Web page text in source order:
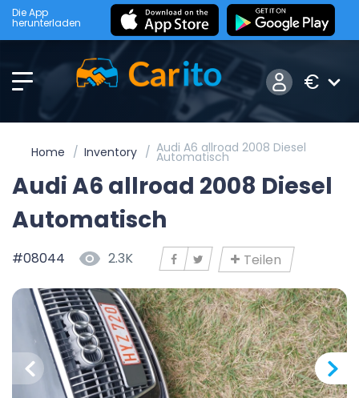
Die App
herunterladen
€
Home Inventory Audi A6 allroad 2008 Diesel
Automatisch
Audi A6 allroad 2008 Diesel
Automatisch
#08044 2.3K Teilen